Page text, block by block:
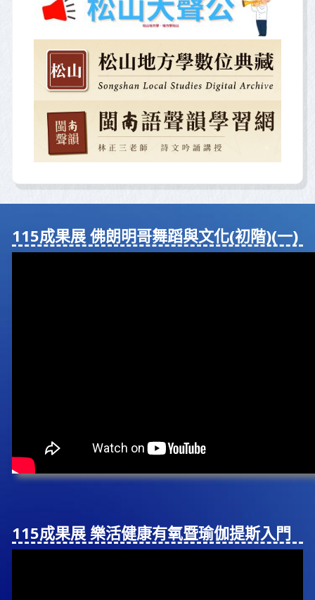
115成果展 佛朗明哥舞蹈與⽂化(初階)(⼀)
115成果展 樂活健康有氧暨瑜伽提斯入⾨